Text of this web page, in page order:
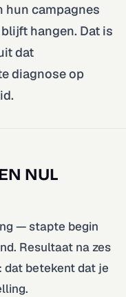
hun campagnes
hangen. Dat is
dat
diagnose op
NUL
— stapte begin
Resultaat na zes
dat betekent dat je